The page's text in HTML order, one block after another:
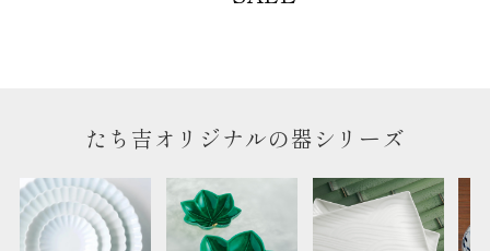
たち吉オリジナルの器シリーズ